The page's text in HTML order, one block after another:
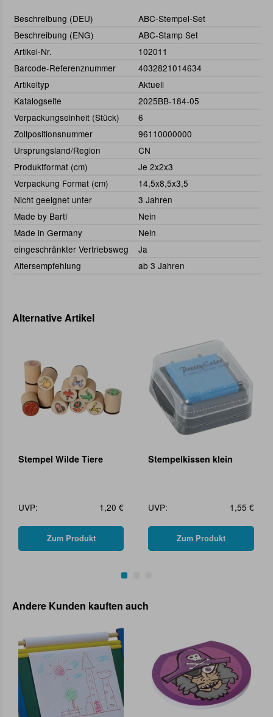
Beschreibung (DEU)
ABC-Stempel-Set
Beschreibung (ENG)
ABC-Stamp Set
Artikel-Nr.
102011
Barcode-Referenznummer
4032821014634
Artikeltyp
Aktuell
Katalogseite
2025BB-184-05
Verpackungseinheit (Stück)
6
Zollpositionsnummer
96110000000
Ursprungsland/Region
CN
Produktformat (cm)
Je 2x2x3
Verpackung Format (cm)
14,5x8,5x3,5
Nicht geeignet unter
3 Jahren
Made by Bartl
Nein
Made in Germany
Nein
eingeschränkter Vertriebsweg
Ja
Altersempfehlung
ab 3 Jahren
Alternative Artikel
Stempel Wilde Tiere
UVP: 1,20 €
Zum Produkt
Stempelkissen klein
UVP: 1,55 €
Zum Produkt
Andere Kunden kauften auch